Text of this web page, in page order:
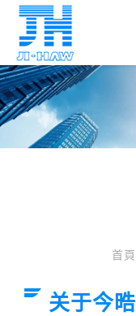
首頁
关于今晧